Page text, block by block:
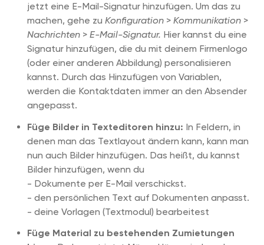
jetzt eine E-Mail-Signatur hinzufügen. Um das zu
machen, gehe zuKonfiguration >Kommunikation >
Nachrichten > E-Mail-Signatur. Hier kannst du eine
Signatur hinzufügen, die du mit deinem Firmenlogo
(oder einer anderen Abbildung) personalisieren
kannst. Durch das Hinzufügen von Variablen,
werden die Kontaktdaten immer an den Absender
angepasst.
Füge Bilder in Texteditoren hinzu: In Feldern, in
denen man das Textlayout ändern kann, kann man
nun auch Bilder hinzufügen. Das heißt, du kannst
Bilder hinzufügen, wenn du
- Dokumente per E-Mail verschickst.
- den persönlichen Text auf Dokumenten anpasst.
- deine Vorlagen (Textmodul) bearbeitest
Füge Material zu bestehenden Zumietungen